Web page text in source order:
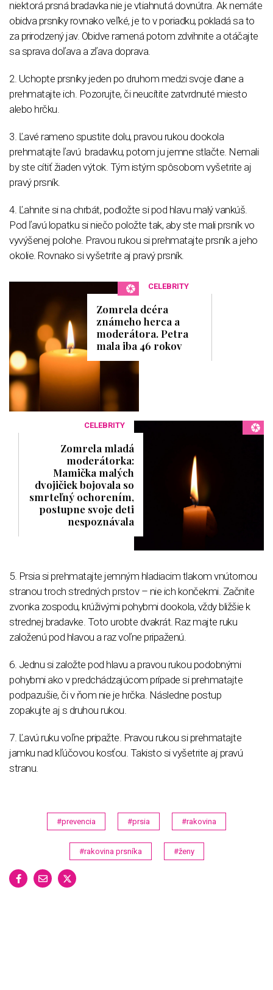
niektorá prsná bradavka nie je vtiahnutá dovnútra. Ak nemáte
obidva prsníky rovnako veľké, je to v poriadku, pokladá sa to
za prirodzený jav. Obidve ramená potom zdvihnite a otáčajte
sa sprava doľava a zľava doprava.
2. Uchopte prsníky jeden po druhom medzi svoje dlane a
prehmatajte ich. Pozorujte, či neucítite zatvrdnuté miesto
alebo hrčku.
3. Ľavé rameno spustite dolu, pravou rukou dookola
prehmatajte ľavú bradavku, potom ju jemne stlačte. Nemali
by ste cítiť žiaden výtok. Tým istým spôsobom vyšetrite aj
pravý prsník.
4. Ľahnite si na chrbát, podložte si pod hlavu malý vankúš.
Pod ľavú lopatku si niečo položte tak, aby ste mali prsník vo
vyvýšenej polohe. Pravou rukou si prehmatajte prsník a jeho
okolie. Rovnako si vyšetrite aj pravý prsník.
CELEBRITY
Zomrela dcéra
známeho herca a
moderátora. Petra
mala iba 46 rokov
CELEBRITY
Zomrela mladá
moderátorka:
Mamička malých
dvojičiek bojovala so
smrteľný ochorením,
postupne svoje deti
nespoznávala
5. Prsia si prehmatajte jemným hladiacim tlakom vnútornou
stranou troch stredných prstov – nie ich končekmi. Začnite
zvonka zospodu, krúživými pohybmi dookola, vždy bližšie k
strednej bradavke. Toto urobte dvakrát. Raz majte ruku
založenú pod hlavou a raz voľne pripaženú.
6. Jednu si založte pod hlavu a pravou rukou podobnými
pohybmi ako v predchádzajúcom prípade si prehmatajte
podpazušie, či v ňom nie je hrčka. Následne postup
zopakujte aj s druhou rukou.
7. Ľavú ruku voľne pripažte. Pravou rukou si prehmatajte
jamku nad kľúčovou kosťou. Takisto si vyšetrite aj pravú
stranu.
#prevencia #prsia #rakovina
#rakovina prsníka #ženy